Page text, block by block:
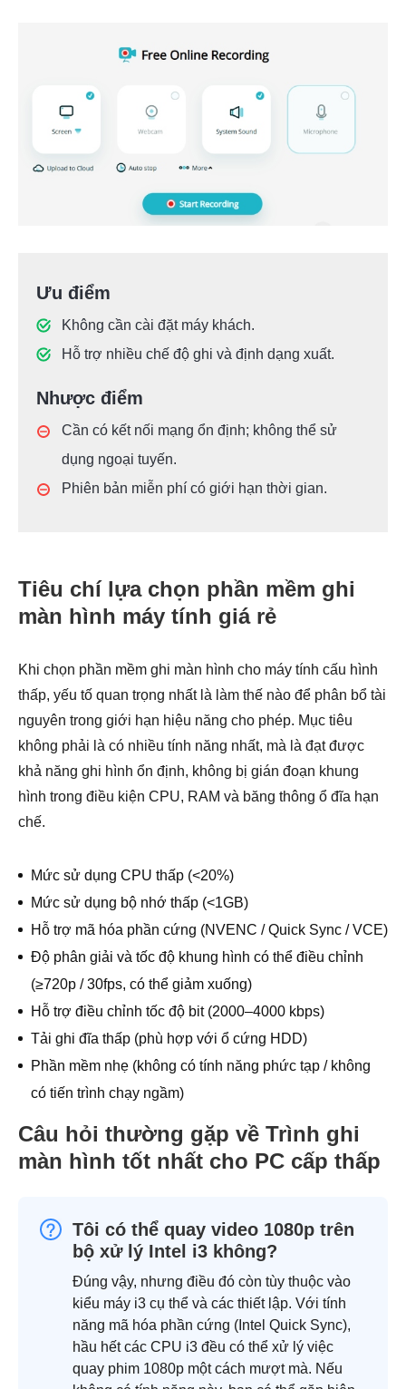
Ưu điểm
Không cần cài đặt máy khách.
Hỗ trợ nhiều chế độ ghi và định dạng xuất.
Nhược điểm
Cần có kết nối mạng ổn định; không thể sử
dụng ngoại tuyến.
Phiên bản miễn phí có giới hạn thời gian.
Tiêu chí lựa chọn phần mềm ghi
màn hình máy tính giá rẻ
Khi chọn phần mềm ghi màn hình cho máy tính cấu hình
thấp, yếu tố quan trọng nhất là làm thế nào để phân bổ tài
nguyên trong giới hạn hiệu năng cho phép. Mục tiêu
không phải là có nhiều tính năng nhất, mà là đạt được
khả năng ghi hình ổn định, không bị gián đoạn khung
hình trong điều kiện CPU, RAM và băng thông ổ đĩa hạn
chế.
Mức sử dụng CPU thấp (<20%)
Mức sử dụng bộ nhớ thấp (<1GB)
Hỗ trợ mã hóa phần cứng (NVENC / Quick Sync / VCE)
Độ phân giải và tốc độ khung hình có thể điều chỉnh
(≥720p / 30fps, có thể giảm xuống)
Hỗ trợ điều chỉnh tốc độ bit (2000–4000 kbps)
Tải ghi đĩa thấp (phù hợp với ổ cứng HDD)
Phần mềm nhẹ (không có tính năng phức tạp / không
có tiến trình chạy ngầm)
Câu hỏi thường gặp về Trình ghi
màn hình tốt nhất cho PC cấp thấp
Tôi có thể quay video 1080p trên
bộ xử lý Intel i3 không?
Đúng vậy, nhưng điều đó còn tùy thuộc vào
kiểu máy i3 cụ thể và các thiết lập. Với tính
năng mã hóa phần cứng (Intel Quick Sync),
hầu hết các CPU i3 đều có thể xử lý việc
quay phim 1080p một cách mượt mà. Nếu